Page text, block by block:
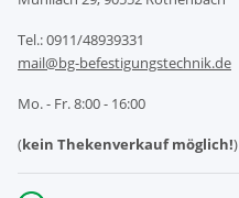
Tel.: 0911/48939331
mail@bg-befestigungstechnik.de
Mo. - Fr. 8:00 - 16:00
(kein Thekenverkauf möglich!)